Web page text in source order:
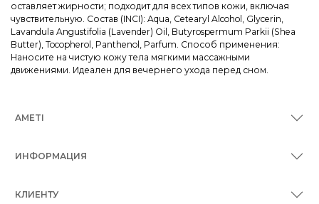
оставляет жирности; подходит для всех типов кожи, включая
чувствительную. Состав (INCI): Aqua, Cetearyl Alcohol, Glycerin,
Lavandula Angustifolia (Lavender) Oil, Butyrospermum Parkii (Shea
Butter), Tocopherol, Panthenol, Parfum. Способ применения:
Наносите на чистую кожу тела мягкими массажными
движениями. Идеален для вечернего ухода перед сном.
AMETI
ИНФОРМАЦИЯ
КЛИЕНТУ